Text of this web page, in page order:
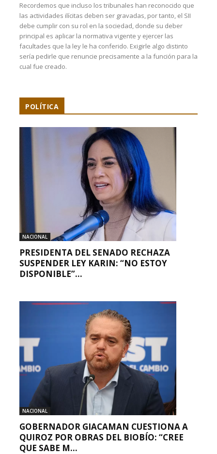
Recordemos que incluso los tribunales han reconocido que
las actividades ilícitas deben ser gravadas, por tanto, el SII
debe cumplir con su rol en la sociedad, donde su deber
principal es aplicar la normativa vigente y ejercer las
facultades que la ley le ha conferido. Exigirle algo distinto
sería pedirle que renuncie precisamente a la función para la
cual fue creado.
POLÍTICA
NACIONAL
PRESIDENTA DEL SENADO RECHAZA
SUSPENDER LEY KARIN: “NO ESTOY
DISPONIBLE”...
NACIONAL
GOBERNADOR GIACAMAN CUESTIONA A
QUIROZ POR OBRAS DEL BIOBÍO: “CREE
QUE SABE M...